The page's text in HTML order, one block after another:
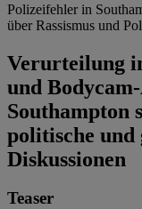
Polizeifehler in
über Rassismus und
Verurteilung
und
Southampton
politische und
Diskussionen
Teaser